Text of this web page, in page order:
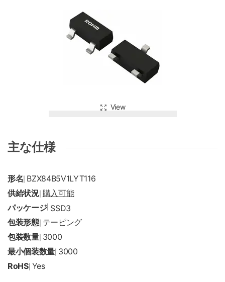
View
主な仕様
形名 BZX84B5V1LYT116
供給状況| 購入可能
パッケージ| SSD3
包装形態| テーピング
包装数量| 3000
最小個装数量 3000
RoHS| Yes